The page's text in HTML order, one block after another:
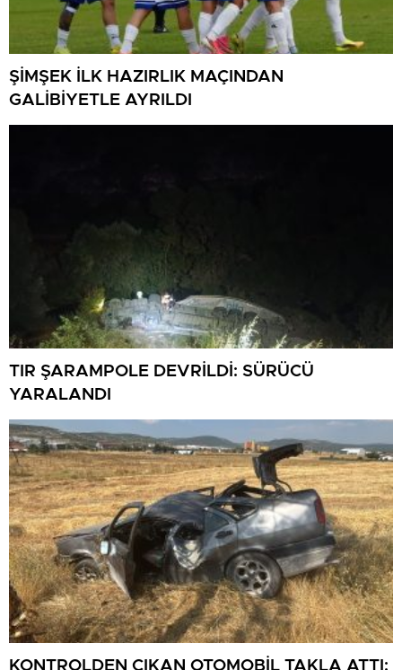
ŞİMŞEK İLK HAZIRLIK MAÇINDAN
GALİBİYETLE AYRILDI
TIR ŞARAMPOLE DEVRİLDİ: SÜRÜCÜ
YARALANDI
KONTROLDEN ÇIKAN OTOMOBİL TAKLA ATTI: